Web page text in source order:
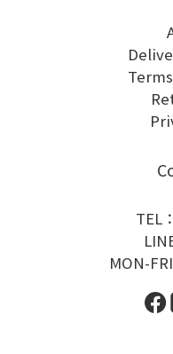
TEL
MON-